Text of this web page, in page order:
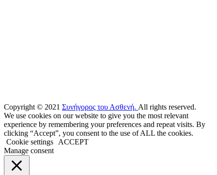
Copyright © 2021 Συνήγορος του Ασθενή. All rights reserved.
We use cookies on our website to give you the most relevant
experience by remembering your preferences and repeat visits. By
clicking “Accept”, you consent to the use of ALL the cookies.
Cookie settings
ACCEPT
Manage consent